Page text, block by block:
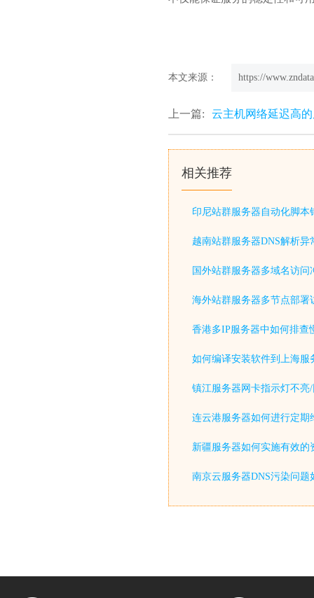
本文来源： https://
上一篇: 云主机网络延迟高
相关推荐
印尼站群服务器自动化脚本
越南站群服务器DNS解析异
国外站群服务器多域名访问
海外站群服务器多节点部署
香港多IP服务器中如何排查
如何编译安装软件到上海服
镇江服务器网卡指示灯不亮
连云港服务器如何进行定期
新疆服务器如何实施有效的
南京云服务器DNS污染问题